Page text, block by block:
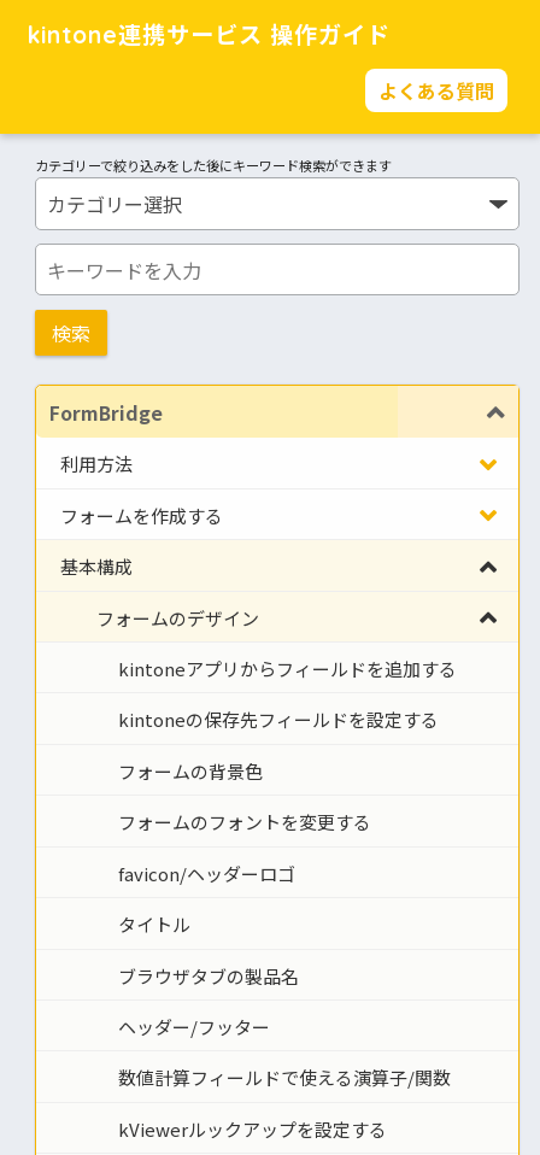
kintone連携サービス 操作ガイド
よくある質問
カテゴリーで絞り込みをした後にキーワード検索ができます
FormBridge
利用方法
フォームを作成する
基本構成
フォームのデザイン
kintoneアプリからフィールドを追加する
kintoneの保存先フィールドを設定する
フォームの背景色
フォームのフォントを変更する
favicon/ヘッダーロゴ
タイトル
ブラウザタブの製品名
ヘッダー/フッター
数値計算フィールドで使える演算子/関数
kViewerルックアップを設定する